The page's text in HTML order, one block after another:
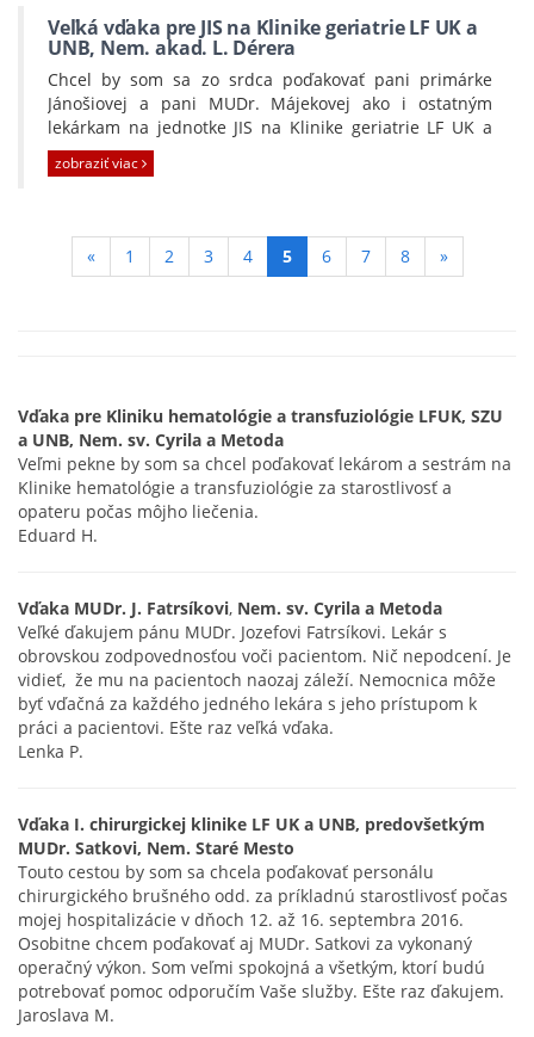
Zároveň ďakujem celému lekárskemu tímu, od môjho
príjmu, predoperačných vyšetrení, anestéze
a starostlivosti na oddelení šesťstonedelia, bolo všetko
výborné. Nesmierne si vážim prístup každého jedného
pracovníka od sanitárov po lekárov. Všetci si robia
zodpovedne svoju prácu. Ďakujem za pomoc,
starostlivosť a praktické rady. Verím, že sa Vám Váš
láskavý prístup v živote vráti.
Veľká vďaka pre JIS na Klinike geriatrie LF UK a
UNB, Nem. akad. L. Dérera
Chcel by som sa zo srdca poďakovať pani primárke
Jánošiovej a pani MUDr. Májekovej ako i ostatným
lekárkam na jednotke JIS na Klinike geriatrie LF UK a
UNB . Taktiež by som sa chcel poďakovať sestričkám
Svetlanke, Peťke, Katke a Janke ktoré pracujú na JIS-
vrátiť sa do bežného života po srdcových ťažkostiach,
ktoré ma postihli. Veľmi Vám ďakujem a prajem Vám
zobraziť viac
« 1 2 3 4 5(aktívna
podstránka)
6 7 8 »
Vďaka pre Kliniku hematológie a transfuziológie LFUK, SZU
a UNB, Nem. sv. Cyrila a Metoda
Veľmi pekne by som sa chcel poďakovať lekárom a sestrám na
Klinike hematológie a transfuziológie za starostlivosť a
opateru počas môjho liečenia.
Eduard H.
Vďaka MUDr. J. Fatrsíkovi, Nem. sv. Cyrila a Metoda
Veľké ďakujem pánu MUDr. Jozefovi Fatrsíkovi. Lekár s
obrovskou zodpovednosťou voči pacientom. Nič nepodcení. Je
vidieť, že mu na pacientoch naozaj záleží. Nemocnica môže
byť vďačná za každého jedného lekára s jeho prístupom k
práci a pacientovi. Ešte raz veľká vďaka.
Lenka P.
Vďaka I. chirurgickej klinike LF UK a UNB, predovšetkým
MUDr. Satkovi, Nem. Staré Mesto
Touto cestou by som sa chcela poďakovať personálu
chirurgického brušného odd. za príkladnú starostlivosť počas
mojej hospitalizácie v dňoch 12. až 16. septembra 2016.
Osobitne chcem poďakovať aj MUDr. Satkovi za vykonaný
operačný výkon. Som veľmi spokojná a všetkým, ktorí budú
potrebovať pomoc odporučím Vaše služby. Ešte raz ďakujem.
Jaroslava M.